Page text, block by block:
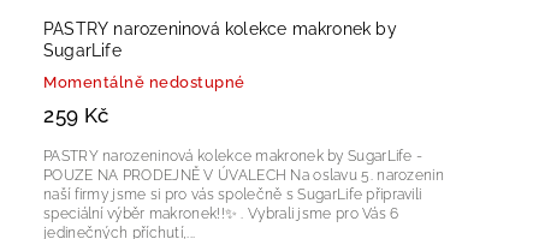
PASTRY narozeninová kolekce makronek by
SugarLife
Momentálně nedostupné
259 Kč
PASTRY narozeninová kolekce makronek by SugarLife -
POUZE NA PRODEJNĚ V ÚVALECH Na oslavu 5. narozenin
naší firmy jsme si pro vás společně s SugarLife připravili
speciální výběr makronek!!✨ . Vybrali jsme pro Vás 6
jedinečných příchutí,...